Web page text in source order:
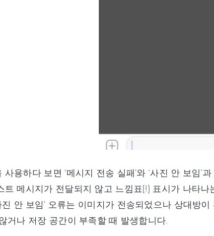
사용하다 보면 ‘메시지 전송 실패’와 ‘사진 안 보임’
트 메시지가 전달되지 않고 느낌표(!) 표시가 나타
진 안 보임’ 오류는 이미지가 전송되었으나 상대방
거나 저장 공간이 부족할 때 발생합니다.